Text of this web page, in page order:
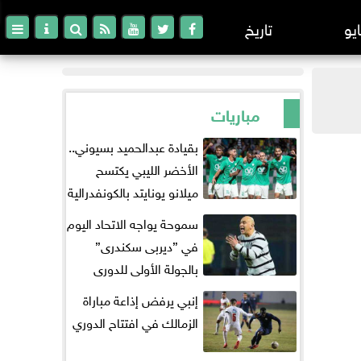
تاريخ
مباريات
بقيادة عبدالحميد بسيوني..
الأخضر الليبي يكتسح
ميلانو يونايتد بالكونفدرالية
سموحة يواجه الاتحاد اليوم
في ”ديربى سكندرى”
بالجولة الأولى للدورى
إنبي يرفض إذاعة مباراة
الزمالك في افتتاح الدوري